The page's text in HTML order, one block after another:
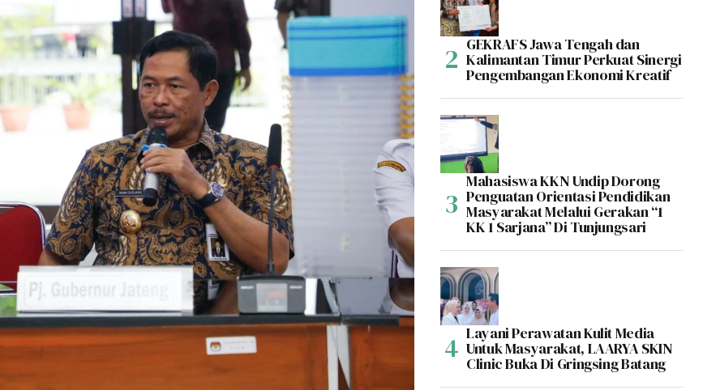
GEKRAFS Jawa Tengah dan
Kalimantan Timur Perkuat Sinergi
Pengembangan Ekonomi Kreatif
Mahasiswa KKN Undip Dorong
Penguatan Orientasi Pendidikan
Masyarakat Melalui Gerakan “1
KK 1 Sarjana” Di Tunjungsari
Layani Perawatan Kulit Media
Untuk Masyarakat, LAARYA SKIN
Clinic Buka Di Gringsing Batang